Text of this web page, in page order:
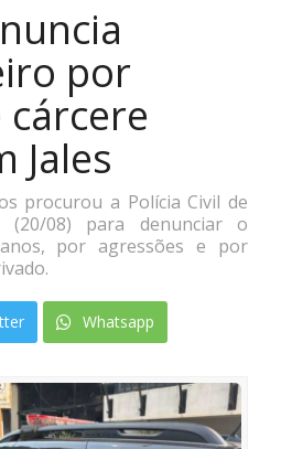
por
Jales
procurou a Polícia Civil de
(20/08) para denunciar o
por agressões e por
Whatsapp